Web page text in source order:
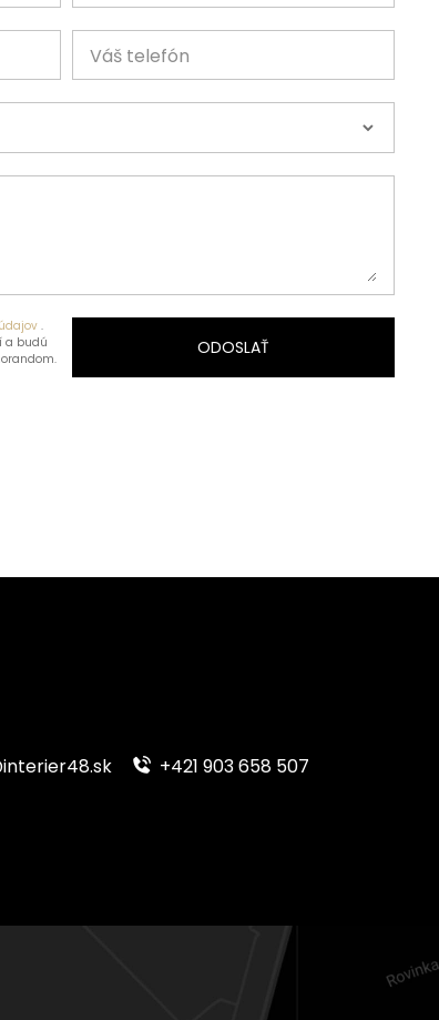
Váš telefón
.
a budú
ODOSLAŤ
+421 903 658 507